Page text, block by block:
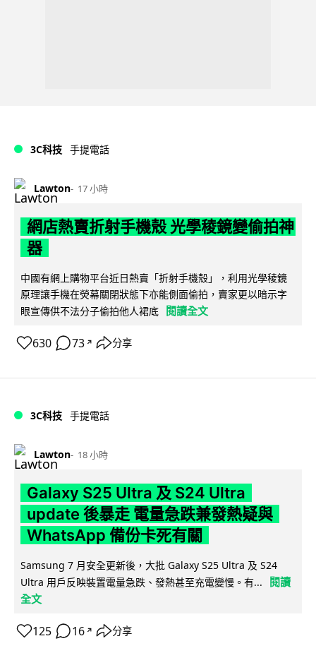
3C科技 手提電話
Lawton 17 小時
網店熱賣折射手機殼 光學稜鏡變偷拍神
器
中國有網上購物平台近日熱賣「折射手機殼」，利用光學稜鏡
原理讓手機在熒幕關閉狀態下亦能側面偷拍，賣家更以暗示字
眼宣傳供不法分子偷拍他人裙底
閱讀全文
630 73 ↗ 分享
3C科技 手提電話
Lawton 18 小時
Galaxy S25 Ultra 及 S24 Ultra
update 後暴走 電量急跌兼發熱疑與
WhatsApp 備份卡死有關
Samsung 7 月安全更新後，大批 Galaxy S25 Ultra 及 S24
Ultra 用戶反映裝置電量急跌、發熱甚至充電變慢。有...
閱讀
全文
125 16 ↗ 分享